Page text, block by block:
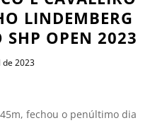
LINDEMBERG
SHP OPEN 2023
de 2023
fechou o penúltimo dia